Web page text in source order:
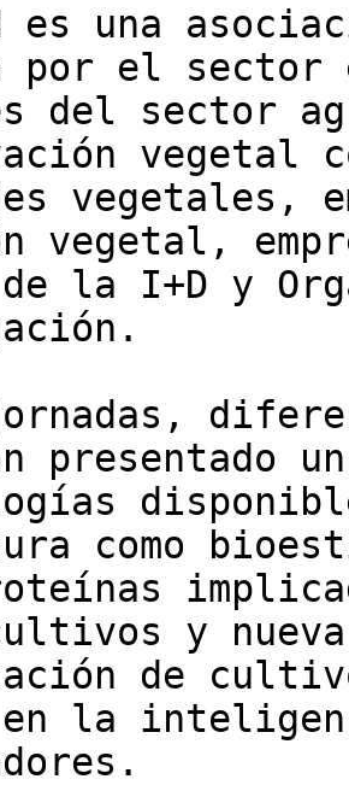
es una
por el sector
del sector
vegetal
vegetales,
vegetal,
la I+D y
presentado
como
y
de
en la